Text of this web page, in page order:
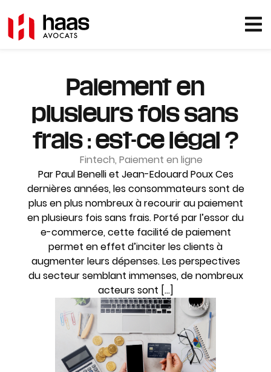
Paiement en
plusieurs fois sans
frais : est-ce légal ?
Fintech, Paiement en ligne
Par Paul Benelli et Jean-Edouard Poux Ces
dernières années, les consommateurs sont de
plus en plus nombreux à recourir au paiement
en plusieurs fois sans frais. Porté par l’essor du
e-commerce, cette facilité de paiement
permet en effet d’inciter les clients à
augmenter leurs dépenses. Les perspectives
du secteur semblant immenses, de nombreux
acteurs sont […]